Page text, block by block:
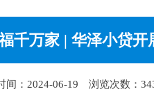
千万家 | 华泽小贷
：2024-06-19 浏览次数：